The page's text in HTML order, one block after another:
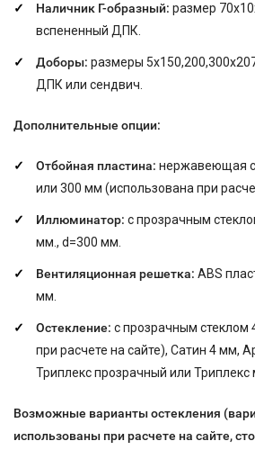
Наличник Г-образный: размер
вспененный ДПК.
Доборы: размеры
ДПК или сендвич.
Дополнительные опции:
Отбойная пластина: нержавеющая
или 300 мм (использована при
Иллюминатор: с прозрачным
мм., d=300 мм.
Вентиляционная решетка: ABS
мм.
Остекление: с прозрачным стеклом
при расчете на сайте), Сатин 4 мм,
Триплекс прозрачный или Триплекс
Возможные варианты остекления
использованы при расчете на сайте,